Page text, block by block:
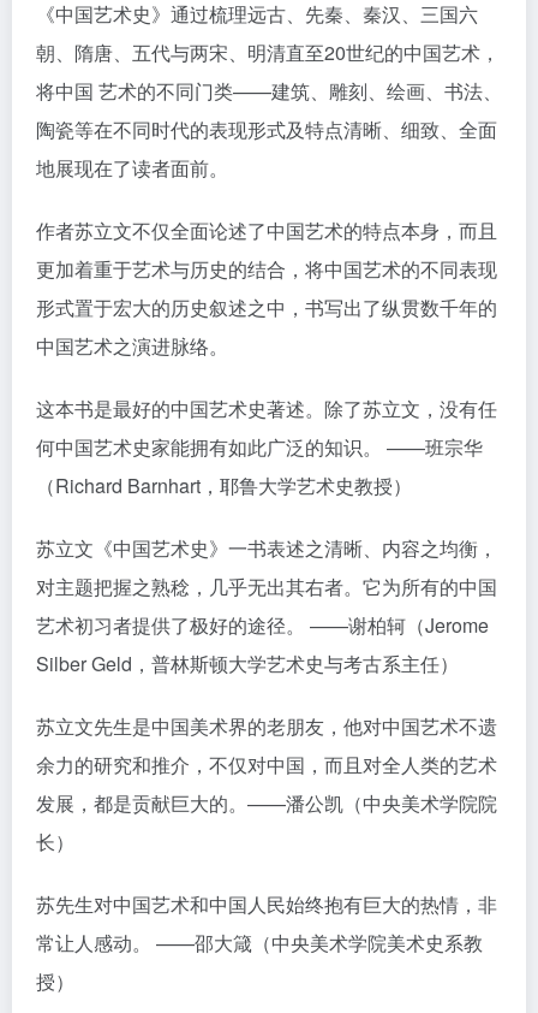
《中国艺术史》通过梳理远古、先秦、秦汉、三国六
朝、隋唐、五代与两宋、明清直至20世纪的中国艺术，
将中国 艺术的不同门类——建筑、雕刻、绘画、书法、
陶瓷等在不同时代的表现形式及特点清晰、细致、全面
地展现在了读者面前。
作者苏立文不仅全面论述了中国艺术的特点本身，而且
更加着重于艺术与历史的结合，将中国艺术的不同表现
形式置于宏大的历史叙述之中，书写出了纵贯数千年的
中国艺术之演进脉络。
这本书是最好的中国艺术史著述。除了苏立文，没有任
何中国艺术史家能拥有如此广泛的知识。 ——班宗华
（Richard Barnhart，耶鲁大学艺术史教授）
苏立文《中国艺术史》一书表述之清晰、内容之均衡，
对主题把握之熟稔，几乎无出其右者。它为所有的中国
艺术初习者提供了极好的途径。 ——谢柏轲（Jerome
Silber Geld，普林斯顿大学艺术史与考古系主任）
苏立文先生是中国美术界的老朋友，他对中国艺术不遗
余力的研究和推介，不仅对中国，而且对全人类的艺术
发展，都是贡献巨大的。——潘公凯（中央美术学院院
长）
苏先生对中国艺术和中国人民始终抱有巨大的热情，非
常让人感动。 ——邵大箴（中央美术学院美术史系教
授）